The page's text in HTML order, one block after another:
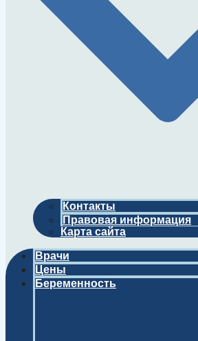
Контакты
Правовая информация
Карта сайта
Врачи
Цены
Беременность